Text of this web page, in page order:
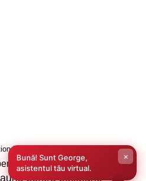
Performance
pentru bucatarie
Bună! Sunt George,
asistentul tău virtual.
×